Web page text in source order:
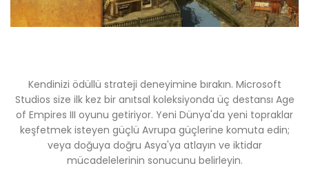
Kendinizi ödüllü strateji deneyimine bırakın. Microsoft
Studios size ilk kez bir anıtsal koleksiyonda üç destansı Age
of Empires III oyunu getiriyor. Yeni Dünya'da yeni topraklar
keşfetmek isteyen güçlü Avrupa güçlerine komuta edin;
veya doğuya doğru Asya'ya atlayın ve iktidar
mücadelelerinin sonucunu belirleyin.